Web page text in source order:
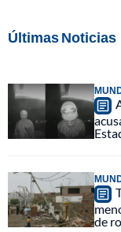
Últimas Noticias
de